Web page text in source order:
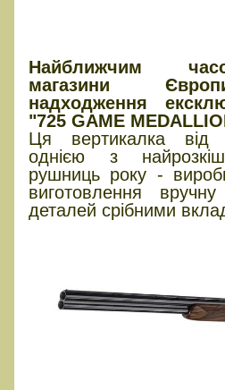
Найближчим
магазини
надходження
"725 GAME
Ця вертикалка від
однією з
рушниць року -
виготовлення
деталей срібними